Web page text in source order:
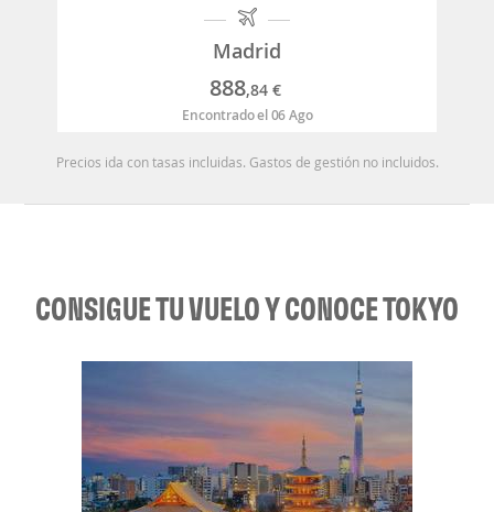
Madrid
888,84 €
Encontrado el 06 Ago
Precios ida con tasas incluidas. Gastos de gestión no incluidos.
CONSIGUE TU VUELO Y CONOCE TOKYO